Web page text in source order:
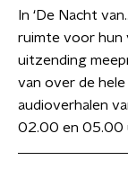
In ‘De Nacht
ruimte voor hun
uitzending
van over de
audioverhalen
02.00 en 05.00